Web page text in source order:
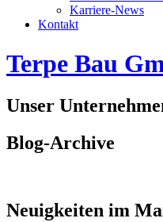
Karriere-News
Kontakt
Terpe Bau
Unser
Blog-Archive
Neuigkeiten im